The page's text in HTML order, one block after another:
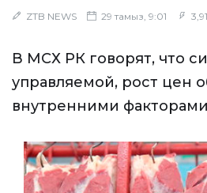
ZTB NEWS 29 тамыз, 9:01
В МСХ РК говорят, что
управляемой, рост цен
внутренними факторами